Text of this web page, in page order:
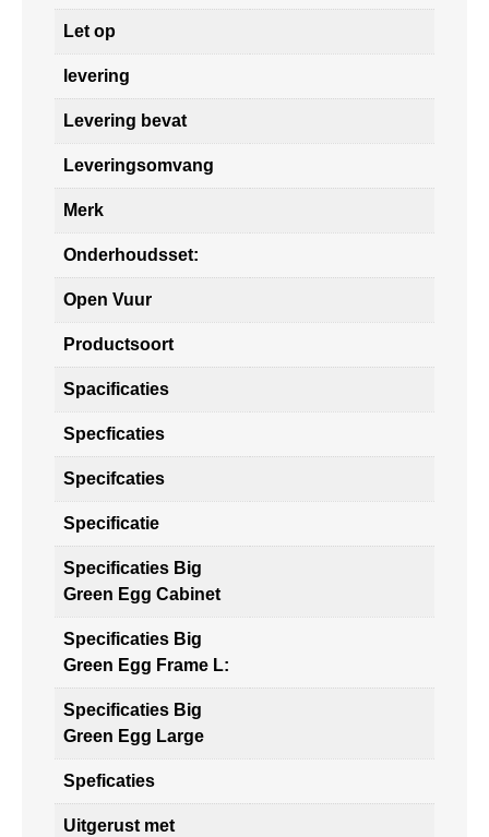
Let op
levering
Levering bevat
Leveringsomvang
Merk
Onderhoudsset:
Open Vuur
Productsoort
Spacificaties
Specficaties
Specifcaties
Specificatie
Specificaties Big
Green Egg Cabinet
Specificaties Big
Green Egg Frame L:
Specificaties Big
Green Egg Large
Speficaties
Uitgerust met